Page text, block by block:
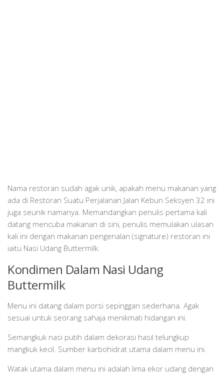
Nama restoran sudah agak unik, apakah menu makanan yang
ada di Restoran Suatu Perjalanan Jalan Kebun Seksyen 32 ini
juga seunik namanya. Memandangkan penulis pertama kali
datang mencuba makanan di sini, penulis memulakan ulasan
kali ini dengan makanan pengenalan (signature) restoran ini
iaitu Nasi Udang Buttermilk.
Kondimen Dalam Nasi Udang
Buttermilk
Menu ini datang dalam porsi sepinggan sederhana. Agak
sesuai untuk seorang sahaja menikmati hidangan ini.
Semangkuk nasi putih dalam dekorasi hasil telungkup
mangkuk kecil. Sumber karbohidrat utama dalam menu ini.
Watak utama dalam menu ini adalah lima ekor udang dengan